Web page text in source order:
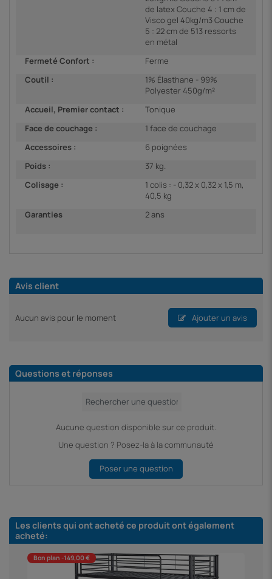
de latex Couche 4 : 1 cm de
Visco gel 40kg/m3 Couche
5 : 22 cm de 513 ressorts
en métal
Fermeté Confort :
Ferme
Coutil :
1% Élasthane - 99%
Polyester 450g/m²
Accueil, Premier contact :
Tonique
Face de couchage :
1 face de couchage
Accessoires :
6 poignées
Poids :
37 kg.
Colisage :
1 colis : - 0,32 x 0,32 x 1,5 m,
40,5 kg
Garanties
2 ans
Avis client
Aucun avis pour le moment Ajouter un avis
Questions et réponses
Aucune question disponible sur ce produit.
Une question ? Posez-la à la communauté
Poser une question
Les clients qui ont acheté ce produit ont également
acheté:
Bon plan -149,00 €